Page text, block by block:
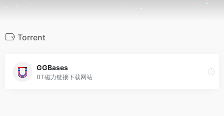
Torrent
GGBases
BT磁力链接下载网站